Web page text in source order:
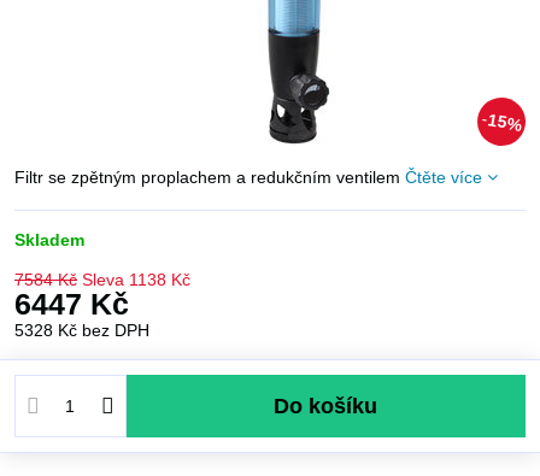
15%
Filtr se zpětným proplachem a redukčním ventilem Čtěte více
Skladem
7584 Kč Sleva 1138 Kč
6447 Kč
5328 Kč bez DPH
Do košíku